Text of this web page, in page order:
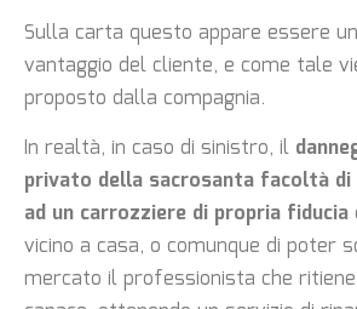
Sulla carta questo appare essere
vantaggio del cliente, e come tale
proposto dalla compagnia.
In realtà, in caso di sinistro, il
privato della sacrosanta facoltà
ad un carrozziere di propria fiducia
vicino a casa, o comunque di poter
mercato il professionista che